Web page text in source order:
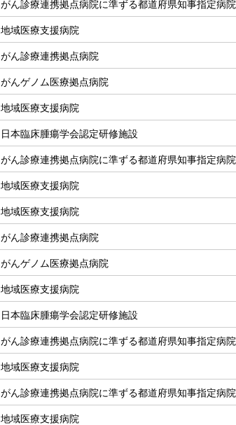
がん診療連携拠点病院に準ずる都道府県知事指定病院
地域医療支援病院
がん診療連携拠点病院
がんゲノム医療拠点病院
地域医療支援病院
日本臨床腫瘍学会認定研修施設
がん診療連携拠点病院に準ずる都道府県知事指定病院
地域医療支援病院
地域医療支援病院
がん診療連携拠点病院
がんゲノム医療拠点病院
地域医療支援病院
日本臨床腫瘍学会認定研修施設
がん診療連携拠点病院に準ずる都道府県知事指定病院
地域医療支援病院
がん診療連携拠点病院に準ずる都道府県知事指定病院
地域医療支援病院